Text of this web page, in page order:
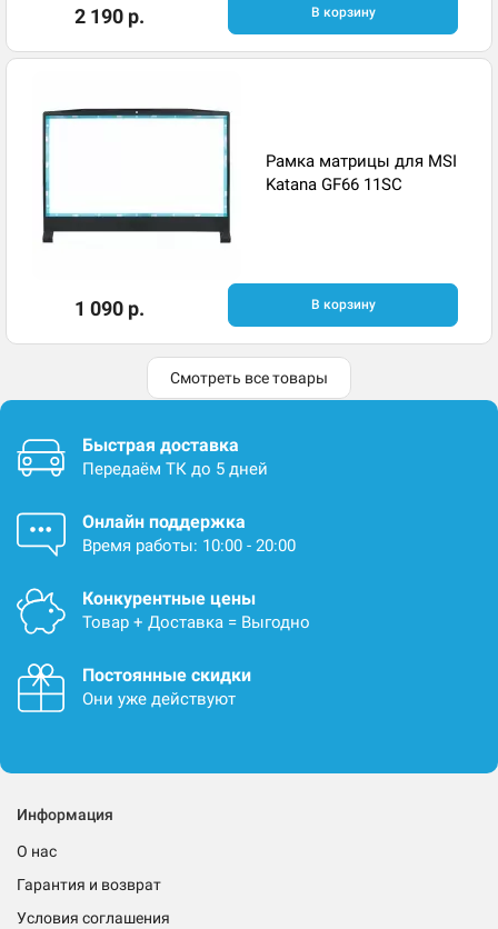
2 190 р. В корзину
Рамка матрицы для MSI
Katana GF66 11SC
1 090 р. В корзину
Смотреть все товары
Быстрая доставка
Передаём ТК до 5 дней
Онлайн поддержка
Время работы: 10:00 - 20:00
Конкурентные цены
Товар + Доставка = Выгодно
Постоянные скидки
Они уже действуют
Информация
О нас
Гарантия и возврат
Условия соглашения